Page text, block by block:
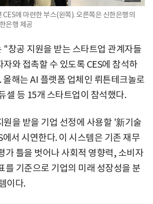
에 마련한 부스(왼쪽). 오른쪽은 신한은행의
은행 제공
"창공 지원을 받는 스타트업 관계자들
와 접촉할 수 있도록 CES에 참석하
해는 AI 플랫폼 업체인 뤼튼테크놀로
셀 등 15개 스타트업이 참석했다.
원을 받을 기업 선정에 사용할 '新기술
서 시연한다. 이 시스템은 기존 재무
가 틀을 벗어나 사회적 영향력, 소비자
를 기준으로 기업의 미래 성장성을 분
이다.